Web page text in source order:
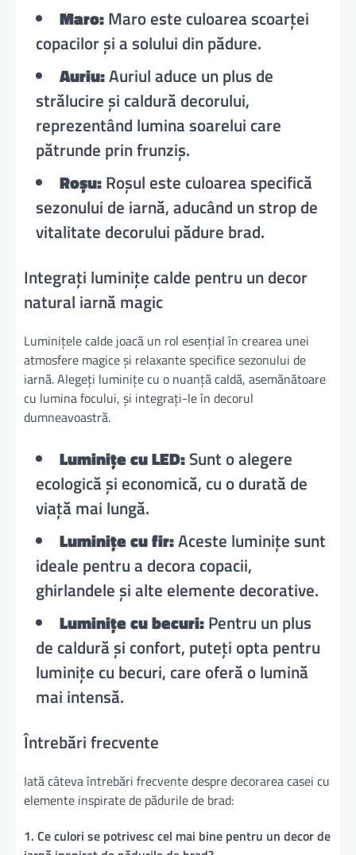
Maro:Maro este culoarea scoarței
copacilor și a solului din pădure.
Auriu:Auriul aduce un plus de
strălucire și caldură decorului,
reprezentând lumina soarelui care
pătrunde prin frunziș.
Roșu:Roșul este culoarea specifică
sezonului de iarnă, aducând un strop de
vitalitate decorului pădure brad.
Integrați luminițe calde pentru un decor
natural iarnă magic
Luminițele calde joacă un rol esențial în crearea unei
atmosfere magice și relaxante specifice sezonului de
iarnă. Alegeți luminițe cu o nuanță caldă, asemănătoare
cu lumina focului, și integrați-le în decorul
dumneavoastră.
Luminițe cu LED:Sunt o alegere
ecologică și economică, cu o durată de
viață mai lungă.
Luminițe cu fir:Aceste luminițe sunt
ideale pentru a decora copacii,
ghirlandele și alte elemente decorative.
Luminițe cu becuri:Pentru un plus
de caldură și confort, puteți opta pentru
luminițe cu becuri, care oferă o lumină
mai intensă.
Întrebări frecvente
Iată câteva întrebări frecvente despre decorarea casei cu
elemente inspirate de pădurile de brad:
1. Ce culori se potrivesc cel mai bine pentru un decor de